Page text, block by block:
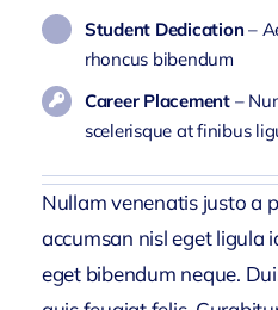
Student Dedication –
rhoncus bibendum
Career Placement–
scelerisque at finibus
Nullam venenatis justo a
accumsan nisl eget ligula
eget bibendum neque.